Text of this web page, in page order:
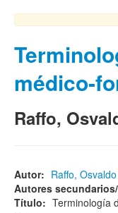
médico-
Raffo,
Autor: Raffo,
Autores
Título: Terminología